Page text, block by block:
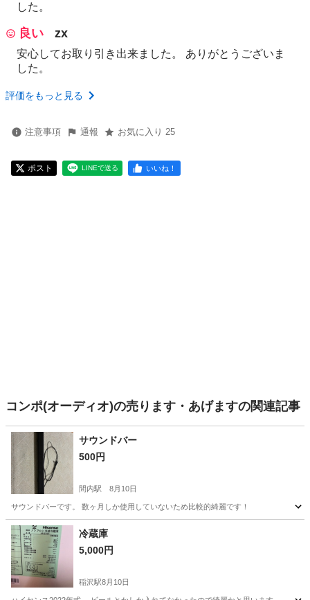
した。
良い zx
安心してお取り引き出来ました。 ありがとうございま
した。
評価をもっと見る
注意事項 通報 お気に入り 25
ポスト LINEで送る いいね！
コンポ(オーディオ)の売ります・あげますの関連記事
サウンドバー
500円
間内駅 8月10日
サウンドバーです。 数ヶ月しか使用していないため比較的綺麗です！
愛知 小牧市 間内駅
冷蔵庫
5,000円
稲沢駅8月10日